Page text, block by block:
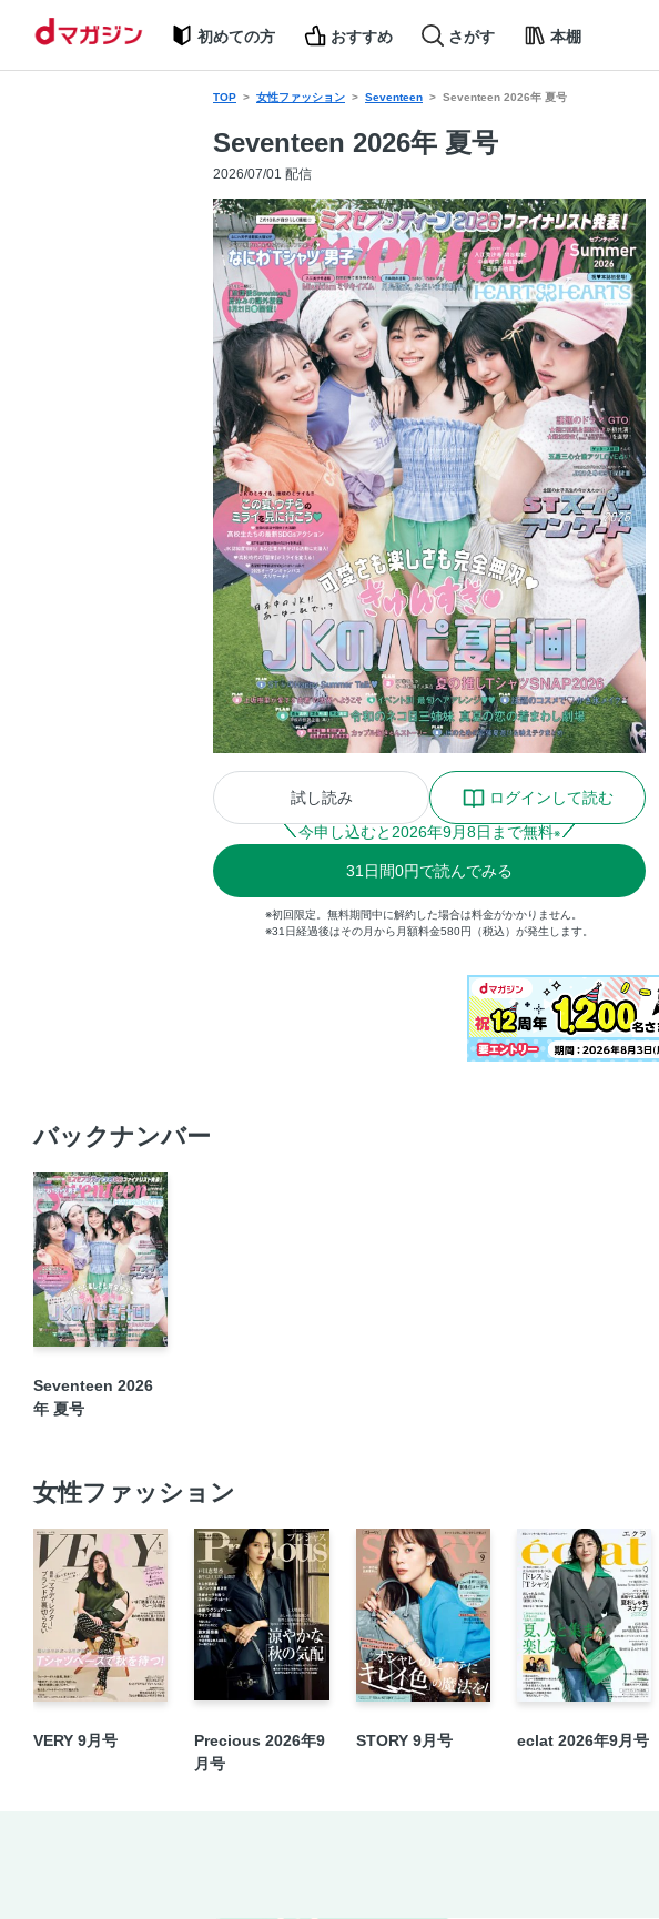
初めての方 おすすめ さがす 本棚
TOP 女性ファッション Seventeen Seventeen 2026年 夏号
Seventeen 2026年 夏号
2026/07/01 配信
試し読み
ログインして読む
今申し込むと 2026年9月8日まで無料※
31 日間0円で読んでみる
※初回限定。無料期間中に解約した場合は料金がかかりません。
※31日経過後はその月から月額料金580円（税込）が発生します。
バックナンバー
Seventeen 2026
年 夏号
女性ファッション
VERY 9月号
Precious 2026年9
月号
STORY 9月号 eclat 2026年9月号